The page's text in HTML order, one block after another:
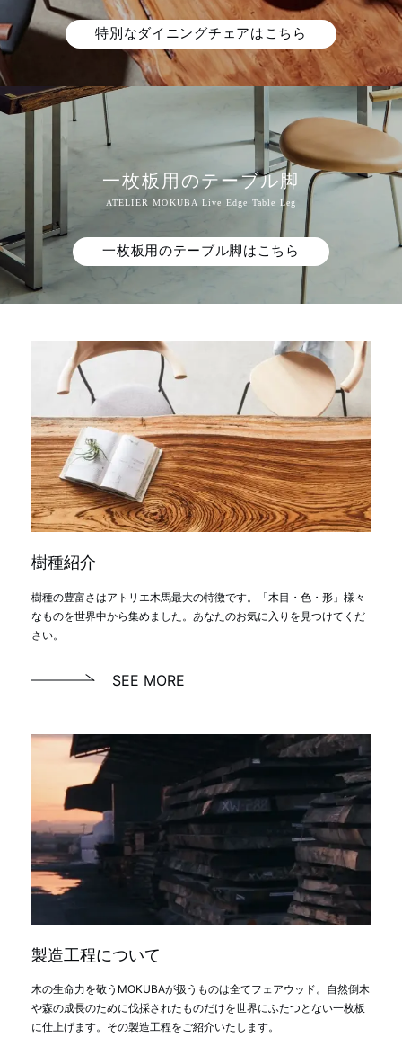
特別なダイニングチェアはこちら
一枚板用のテーブル脚
一枚板用のテーブル脚はこちら
樹種紹介
樹種の豊富さはアトリエ木馬最大の特徴です。「木目・色・形」様々
なものを世界中から集めました。あなたのお気に入りを見つけてくだ
さい。
SEE MORE
製造工程について
木の生命力を敬うMOKUBAが扱うものは全てフェアウッド。自然倒木
や森の成長のために伐採されたものだけを世界にふたつとない一枚板
に仕上げます。その製造工程をご紹介いたします。